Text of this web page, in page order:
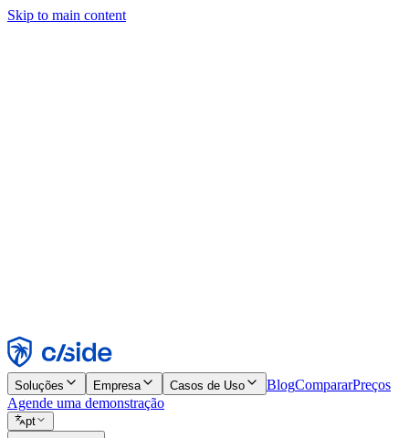
Skip to main content
Rejeitar
Soluções Empresa Casos de Uso BlogCompararPreços
Agende uma demonstração
pt